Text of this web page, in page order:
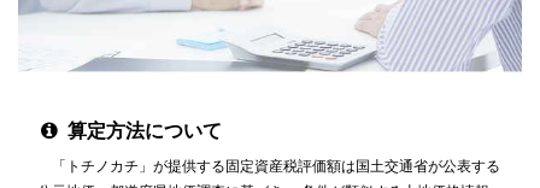
算定方法について
「トチノカチ」が提供する固定資産税評価額は国土交通省が公表する